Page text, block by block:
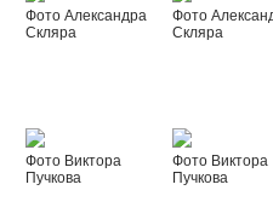
Фото Александра
Скляра
Фото
Скляра
Фото Виктора
Пучкова
Фото Виктора
Пучкова